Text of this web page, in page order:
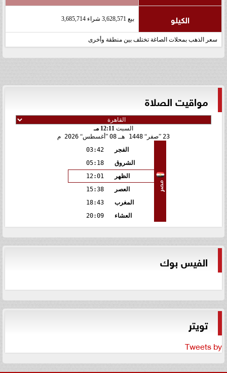
الكيلو بيع 3,628,571 شراء 3,685,714
سعر الذهب بمحلات الصاغة تختلف بين منطقة وأخرى
مواقيت الصلاة
السبت 12:11 مـ
23 صفر 1448 هـ 08 أغسطس 2026 م
مصر
الفجر
03:42
الشروق
05:18
الظهر
12:01
العصر
15:38
المغرب
18:43
العشاء
20:09
الفيس بوك
تويتر
Tweets by